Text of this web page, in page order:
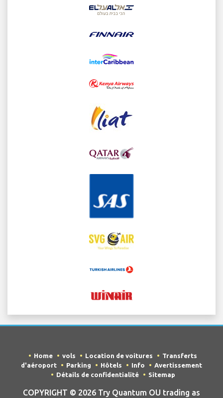
Home vols Location de voitures
Transferts
d'aéroport
Parking Hôtels Info
Avertissement
Détails de confidentialité
Sitemap
COPYRIGHT © 2026 Try Quantum OU trading as